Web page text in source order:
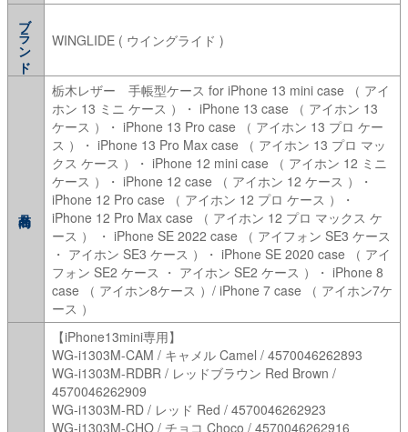
ブランド WINGLIDE ( ウイングライド )
栃木レザー 手帳型ケース for iPhone 13 mini case （ アイ
ホン 13 ミニ ケース ）・ iPhone 13 case （ アイホン 13
ケース ）・ iPhone 13 Pro case （ アイホン 13 プロ ケー
ス ）・ iPhone 13 Pro Max case （ アイホン 13 プロ マッ
クス ケース ）・ iPhone 12 mini case （ アイホン 12 ミニ
ケース ）・ iPhone 12 case （ アイホン 12 ケース ）・
iPhone 12 Pro case （ アイホン 12 プロ ケース ）・
iPhone 12 Pro Max case （ アイホン 12 プロ マックス ケ
ース ） ・ iPhone SE 2022 case （ アイフォン SE3 ケース
・ アイホン SE3 ケース ）・ iPhone SE 2020 case （ アイ
フォン SE2 ケース ・ アイホン SE2 ケース ）・ iPhone 8
case （ アイホン8ケース ）/ iPhone 7 case （ アイホン7ケ
ース ）
【iPhone13mini専用】
WG-i1303M-CAM / キャメル Camel / 4570046262893
WG-i1303M-RDBR / レッドブラウン Red Brown /
4570046262909
WG-i1303M-RD / レッド Red / 4570046262923
WG-i1303M-CHO / チョコ Choco / 4570046262916